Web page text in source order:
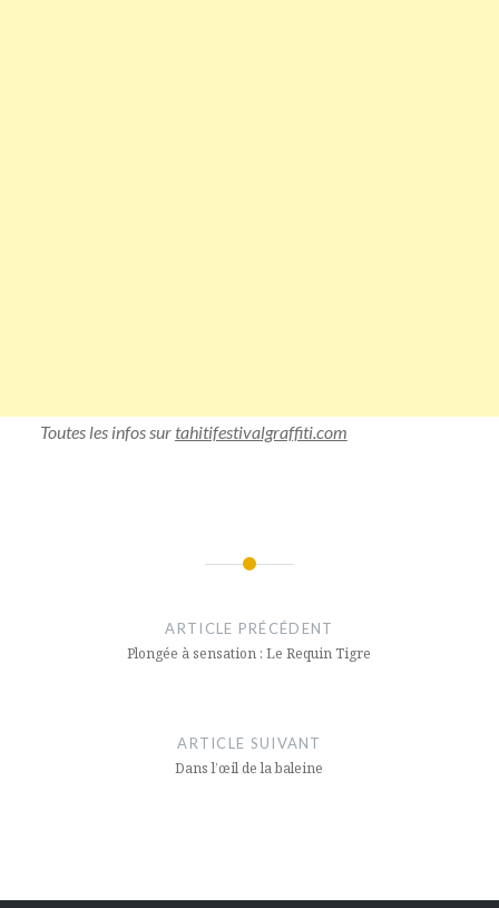
Toutes les infos sur tahitifestivalgraffiti.com
ARTICLE PRÉCÉDENT
Plongée à sensation : Le Requin Tigre
ARTICLE SUIVANT
Dans l’œil de la baleine